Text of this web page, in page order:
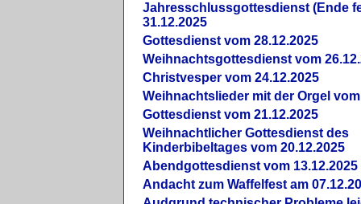
Jahresschlussgottesdienst (Ende
31.12.2025
Gottesdienst vom 28.12.2025
Weihnachtsgottesdienst vom
Christvesper vom 24.12.2025
Weihnachtslieder mit der Orgel vom
Gottesdienst vom 21.12.2025
Weihnachtlicher Gottesdienst des
Kinderbibeltages vom 20.12.2025
Abendgottesdienst vom 13.12.2025
Andacht zum Waffelfest am